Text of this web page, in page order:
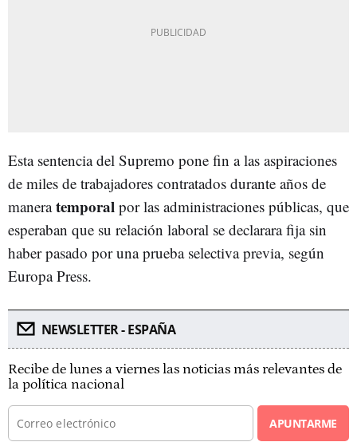
Esta sentencia del Supremo pone fin a las aspiraciones
de miles de trabajadores contratados durante años de
maneratemporal por las administraciones públicas, que
esperaban que su relación laboral se declarara fija sin
haber pasado por una prueba selectiva previa, según
Europa Press.
NEWSLETTER - ESPAÑA
Recibe de lunes a viernes las noticias más relevantes de
la política nacional
APUNTARME